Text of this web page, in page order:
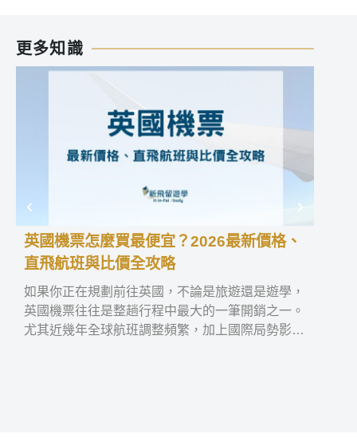
更多知識
英國機票怎麼買最便宜？2026最新價格、
直飛航班與比價全攻略
如果你正在規劃前往英國，不論是旅遊還是遊學，
英國機票往往是整趟行程中最大的一筆開銷之一。
尤其近幾年全球航班調整頻繁，加上國際局勢影響